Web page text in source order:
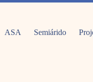
ASA Semiárido